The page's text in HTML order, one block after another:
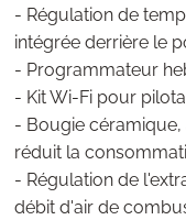
- Régulation de
intégrée derrière le
- Programmateur
- Kit Wi-Fi pour
- Bougie
réduit la
- Régulation de
débit d'air de